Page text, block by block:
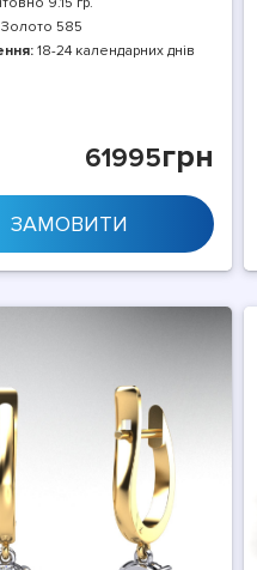
585
18-24 календарних днів
61995грн
ЗАМОВИТИ